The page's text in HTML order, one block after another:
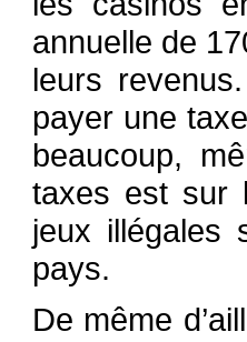
annuelle de
leurs
payer une
beaucoup,
taxes est sur
jeux illégales
pays.
De même